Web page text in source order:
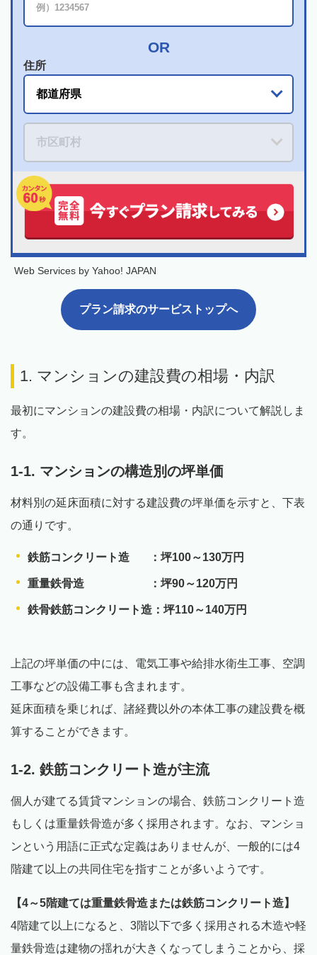
住所
Web Services by Yahoo! JAPAN
プラン請求のサービストップへ
1. マンションの建設費の相場・内訳
最初にマンションの建設費の相場・内訳について解説しま
す。
1-1. マンションの構造別の坪単価
材料別の延床面積に対する建設費の坪単価を示すと、下表
の通りです。
鉄筋コンクリート造 ：坪100～130万円
重量鉄骨造 ：坪90～120万円
鉄骨鉄筋コンクリート造：坪110～140万円
上記の坪単価の中には、電気工事や給排水衛生工事、空調
工事などの設備工事も含まれます。
延床面積を乗じれば、諸経費以外の本体工事の建設費を概
算することができます。
1-2. 鉄筋コンクリート造が主流
個人が建てる賃貸マンションの場合、鉄筋コンクリート造
もしくは重量鉄骨造が多く採用されます。なお、マンショ
ンという用語に正式な定義はありませんが、一般的には4
階建て以上の共同住宅を指すことが多いようです。
【4～5階建ては重量鉄骨造または鉄筋コンクリート造】
4階建て以上になると、3階以下で多く採用される木造や軽
量鉄骨造は建物の揺れが大きくなってしまうことから、採